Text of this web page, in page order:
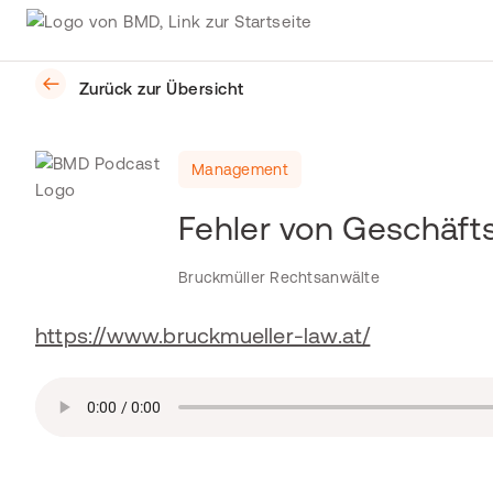
Zurück zur Übersicht
Management
Fehler von
Bruckmüller Rechtsanwälte
https://www.bruckmueller-law.at/